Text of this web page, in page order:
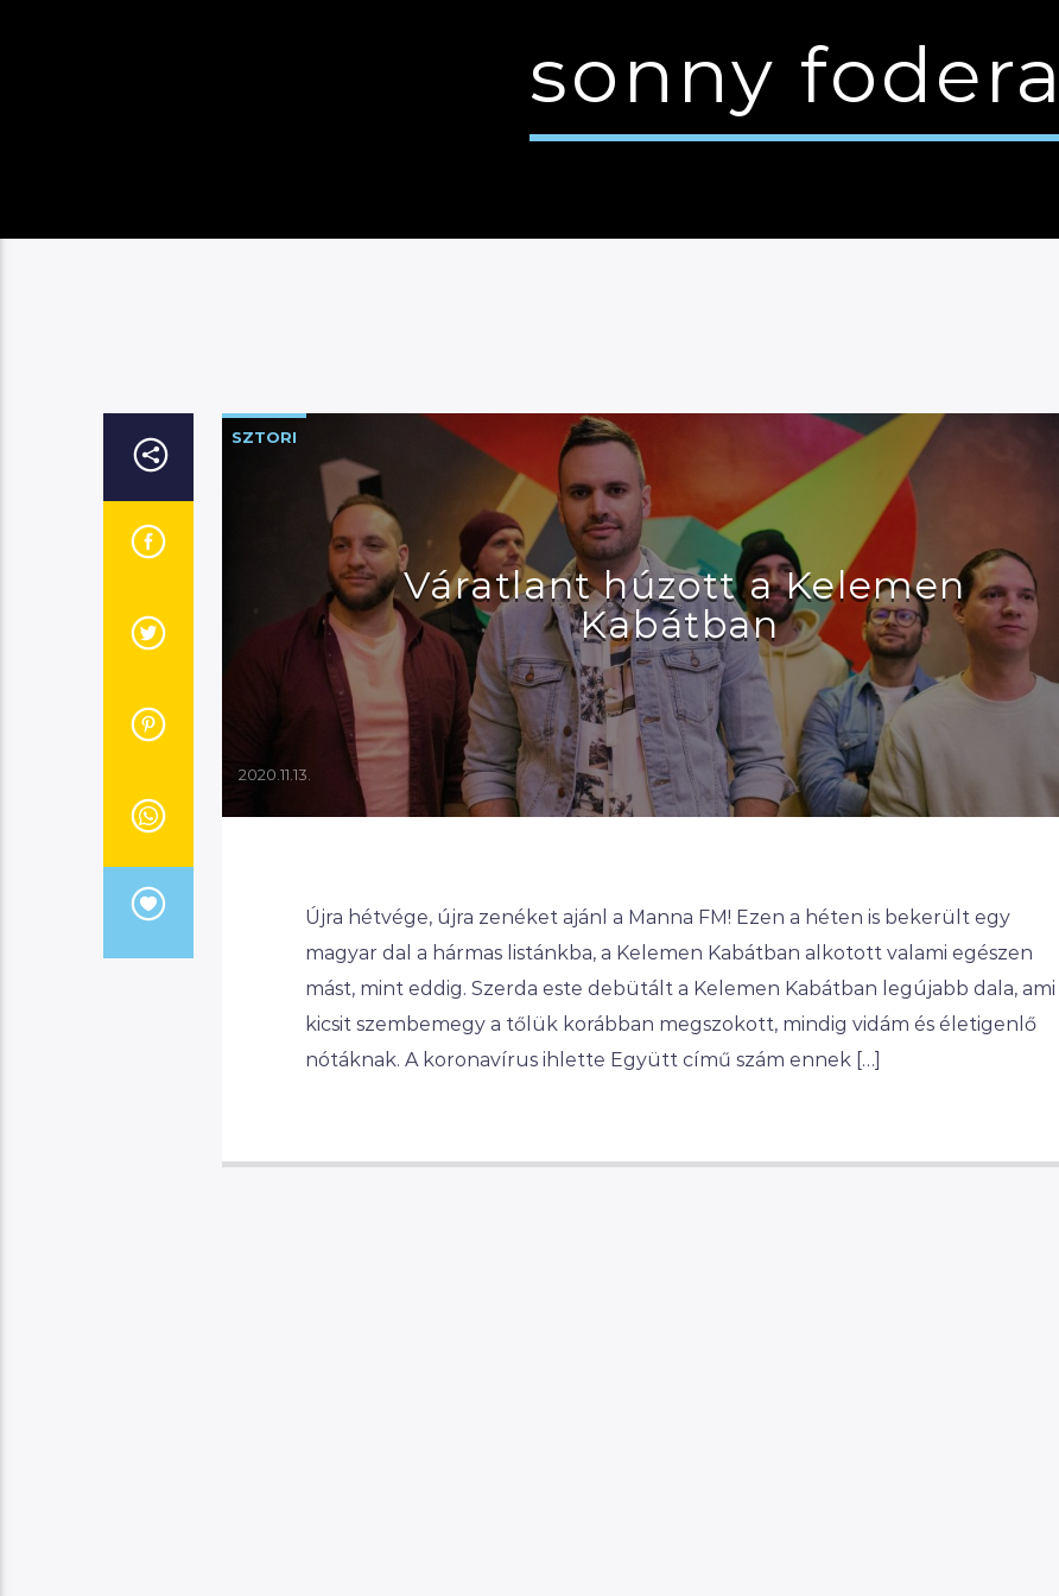
sonny fodera
SZTORI
Váratlant húzott a Kelemen
Kabátban
2020.11.13.
Újra hétvége, újra zenéket ajánl a Manna FM! Ezen a héten is bekerült egy
magyar dal a hármas listánkba, a Kelemen Kabátban alkotott valami egészen
mást, mint eddig. Szerda este debütált a Kelemen Kabátban legújabb dala, ami
kicsit szembemegy a tőlük korábban megszokott, mindig vidám és életigenlő
nótáknak. A koronavírus ihlette Együtt című szám ennek […]